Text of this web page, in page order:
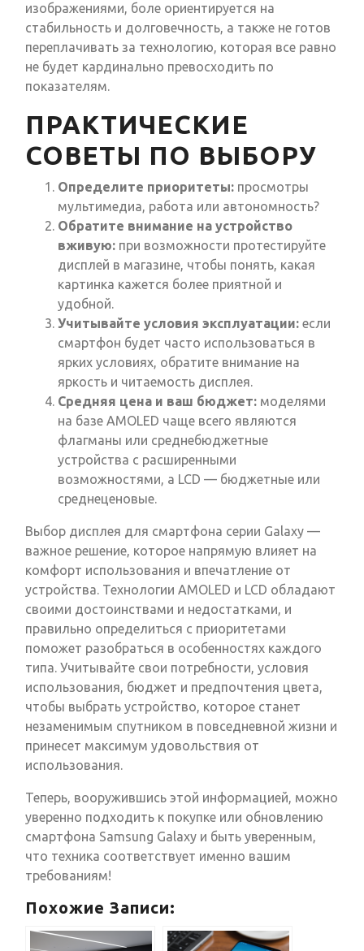
изображениями, боле ориентируется на
стабильность и долговечность, а также не готов
переплачивать за технологию, которая все равно
не будет кардинально превосходить по
показателям.
ПРАКТИЧЕСКИЕ
СОВЕТЫ ПО ВЫБОРУ
Определите приоритеты: просмотры
мультимедиа, работа или автономность?
Обратите внимание на устройство
вживую: при возможности протестируйте
дисплей в магазине, чтобы понять, какая
картинка кажется более приятной и
удобной.
Учитывайте условия эксплуатации: если
смартфон будет часто использоваться в
ярких условиях, обратите внимание на
яркость и читаемость дисплея.
Средняя цена и ваш бюджет: моделями
на базе AMOLED чаще всего являются
флагманы или среднебюджетные
устройства с расширенными
возможностями, а LCD — бюджетные или
среднеценовые.
Выбор дисплея для смартфона серии Galaxy —
важное решение, которое напрямую влияет на
комфорт использования и впечатление от
устройства. Технологии AMOLED и LCD обладают
своими достоинствами и недостатками, и
правильно определиться с приоритетами
поможет разобраться в особенностях каждого
типа. Учитывайте свои потребности, условия
использования, бюджет и предпочтения цвета,
чтобы выбрать устройство, которое станет
незаменимым спутником в повседневной жизни и
принесет максимум удовольствия от
использования.
Теперь, вооружившись этой информацией, можно
уверенно подходить к покупке или обновлению
смартфона Samsung Galaxy и быть уверенным,
что техника соответствует именно вашим
требованиям!
Похожие Записи: